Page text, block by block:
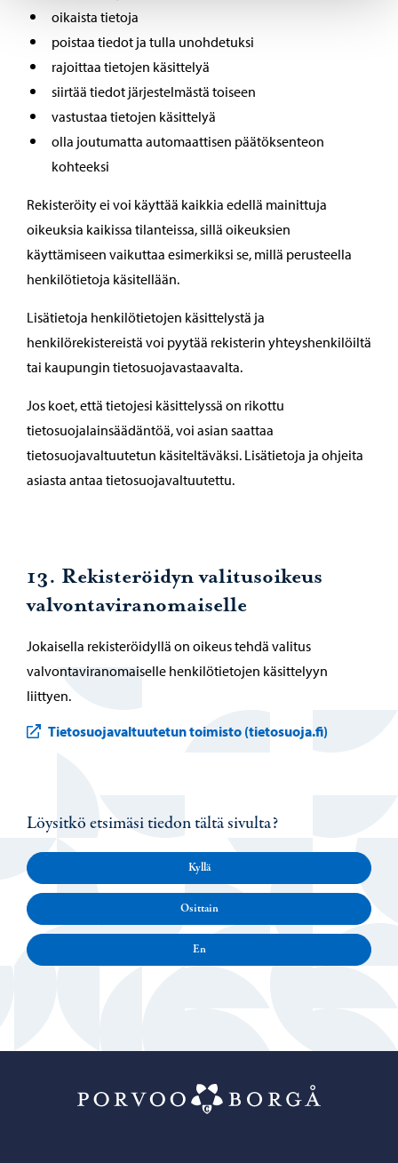
oikaista tietoja
poistaa tiedot ja tulla unohdetuksi
rajoittaa tietojen käsittelyä
siirtää tiedot järjestelmästä toiseen
vastustaa tietojen käsittelyä
olla joutumatta automaattisen päätöksenteon
kohteeksi
Rekisteröity ei voi käyttää kaikkia edellä mainittuja
oikeuksia kaikissa tilanteissa, sillä oikeuksien
käyttämiseen vaikuttaa esimerkiksi se, millä perusteella
henkilötietoja käsitellään.
Lisätietoja henkilötietojen käsittelystä ja
henkilörekistereistä voi pyytää rekisterin yhteyshenkilöiltä
tai kaupungin tietosuojavastaavalta.
Jos koet, että tietojesi käsittelyssä on rikottu
tietosuojalainsäädäntöä, voi asian saattaa
tietosuojavaltuutetun käsiteltäväksi. Lisätietoja ja ohjeita
asiasta antaa tietosuojavaltuutettu.
13. Rekisteröidyn valitusoikeus
valvontaviranomaiselle
Jokaisella rekisteröidyllä on oikeus tehdä valitus
valvontaviranomaiselle henkilötietojen käsittelyyn
liittyen.
Tietosuojavaltuutetun toimisto (tietosuoja.fi)
Löysitkö etsimäsi tiedon tältä sivulta?
Kyllä
Osittain
En